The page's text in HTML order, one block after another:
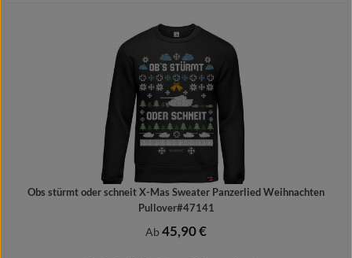
Details
Obs stürmt oder schneit X-Mas Sweater Panzerlied Weihnachten
Pullover#47141
Regulärer Preis:
Ab45,90 €